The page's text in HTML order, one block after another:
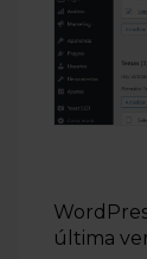
última